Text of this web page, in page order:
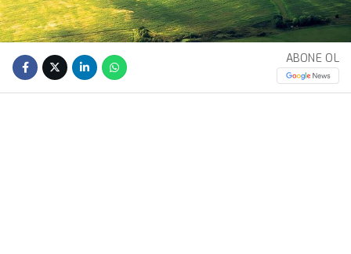
ABONE OL